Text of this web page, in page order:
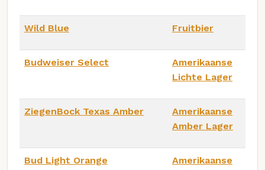
Wild Blue Fruitbier
Budweiser Select
Amerikaanse
Lichte Lager
ZiegenBock Texas Amber
Amerikaanse
Amber Lager
Bud Light Orange
Amerikaanse